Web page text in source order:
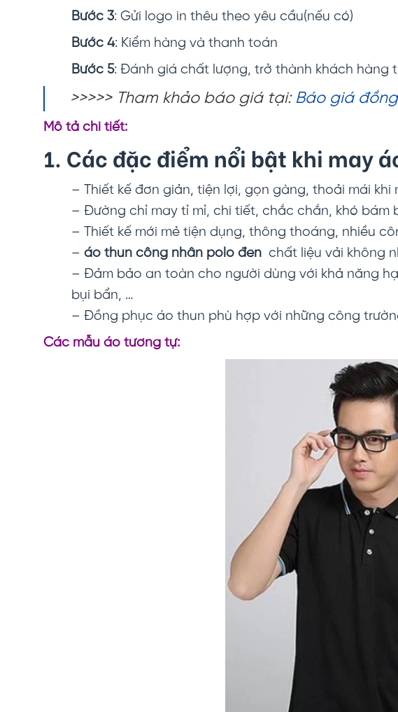
Bước 3: Gửi logo in thêu theo yêu cầu(nếu có)
Bước 4: Kiểm hàng và thanh toán
Bước 5: Đánh giá chất lượng, trở thành khách hàng
>>>>> Tham khảo báo giá tại: Báo giá
Mô tả chi tiết:
1. Các đặc điểm nổi bật khi may
– Thiết kế đơn giản, tiện lợi, gọn gàng, thoải mái khi
– Đường chỉ may tỉ mỉ, chi tiết, chắc chắn, khó bám
– Thiết kế mới mẻ tiện dụng, thông thoáng, nhiều
– áo thun công nhân polo đen chất liệu vải không
– Đảm bảo an toàn cho người dùng với khả năng
bụi bẩn, …
– Đồng phục áo thun phù hợp với những công
Các mẫu áo tương tự: